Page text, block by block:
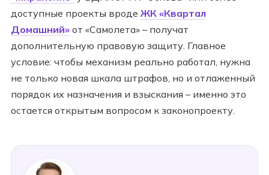
доступные проекты вроде ЖК «Квартал
Домашний» от «Самолета» – получат
дополнительную правовую защиту. Главное
условие: чтобы механизм реально работал, нужна
не только новая шкала штрафов, но и отлаженный
порядок их назначения и взыскания – именно это
остается открытым вопросом к законопроекту.